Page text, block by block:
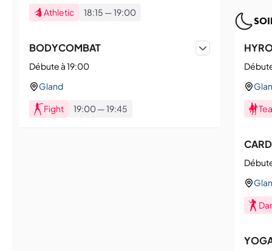
Athletic 18:15 —19:00
BODYCOMBAT
Débute à 19:00
Gland
Fight 19:00—19:45